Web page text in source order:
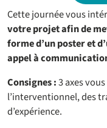
Cette journée vous
votre projet afin de
forme d’un poster et
appel à
Consignes :3 axes
l’interventionnel, des
d’expérience.